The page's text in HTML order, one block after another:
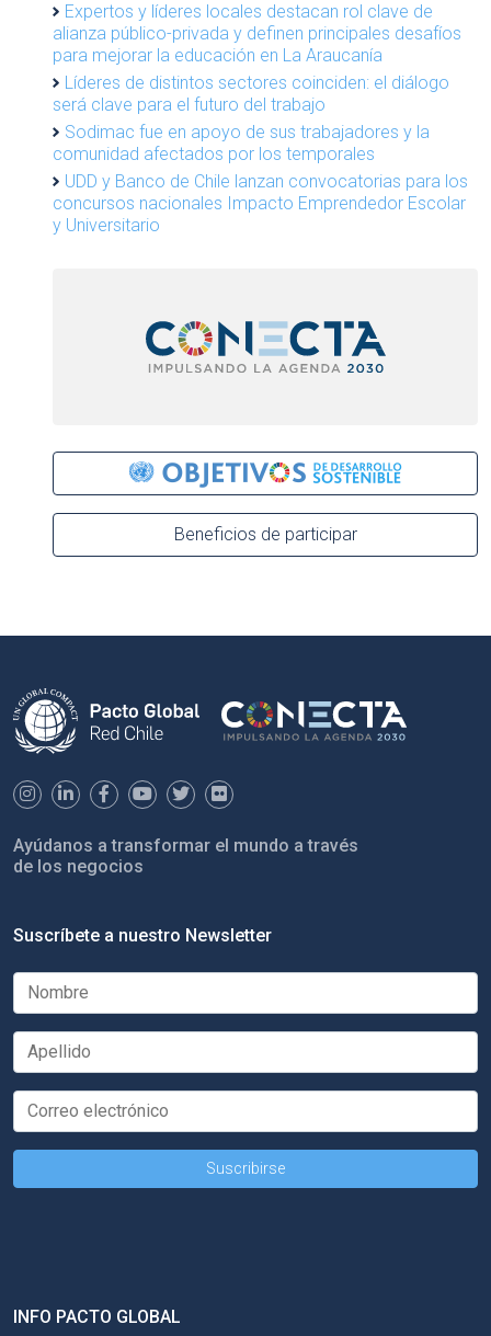
Expertos y líderes locales destacan rol clave de
alianza público-privada y definen principales desafíos
para mejorar la educación en La Araucanía
Líderes de distintos sectores coinciden: el diálogo
será clave para el futuro del trabajo
Sodimac fue en apoyo de sus trabajadores y la
comunidad afectados por los temporales
UDD y Banco de Chile lanzan convocatorias para los
concursos nacionales Impacto Emprendedor Escolar
y Universitario
Beneficios de participar
Ayúdanos a transformar el mundo a través
de los negocios
Suscríbete a nuestro Newsletter
INFO PACTO GLOBAL